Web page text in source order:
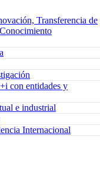
Transferencia de
con entidades y
e industrial
Internacional